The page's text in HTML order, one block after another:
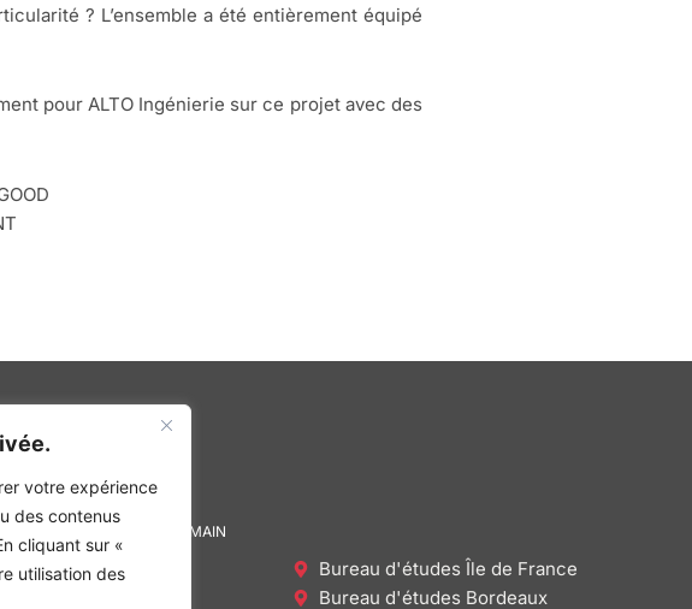
votre expérience
des contenus
cliquant sur «
utilisation des
? L’ensemble a été entièrement équipé
pour ALTO Ingénierie sur ce projet avec des
L’ENVIRONNEMENT
BÂTI DE DEMAIN
Bureau d'études Île de France
Bureau d'études Bordeaux